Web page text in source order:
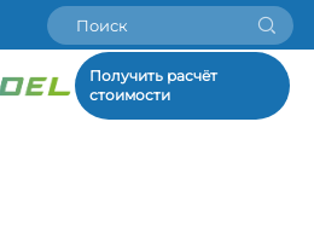
Получить расчёт
стоимости